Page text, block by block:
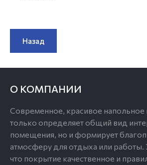
Назад
О КОМПАНИИ
Современное, красивое напольное
только определяет общий вид
помещения, но и формирует
атмосферу для отдыха или работы.
что покрытие качественное и